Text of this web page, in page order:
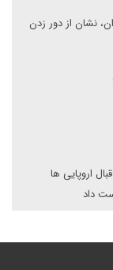
نشان از دور زدن
اروپایی ها
داد